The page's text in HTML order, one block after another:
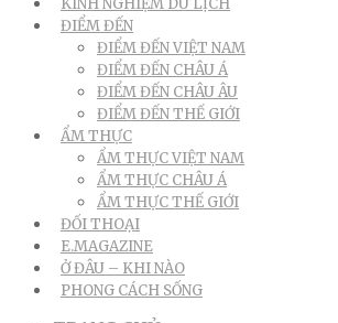
KINH NGHIỆM DU LỊCH
ĐIỂM ĐẾN
ĐIỂM ĐẾN VIỆT NAM
ĐIỂM ĐẾN CHÂU Á
ĐIỂM ĐẾN CHÂU ÂU
ĐIỂM ĐẾN THẾ GIỚI
ẨM THỰC
ẨM THỰC VIỆT NAM
ẨM THỰC CHÂU Á
ẨM THỰC THẾ GIỚI
ĐỐI THOẠI
E.MAGAZINE
Ở ĐÂU – KHI NÀO
PHONG CÁCH SỐNG